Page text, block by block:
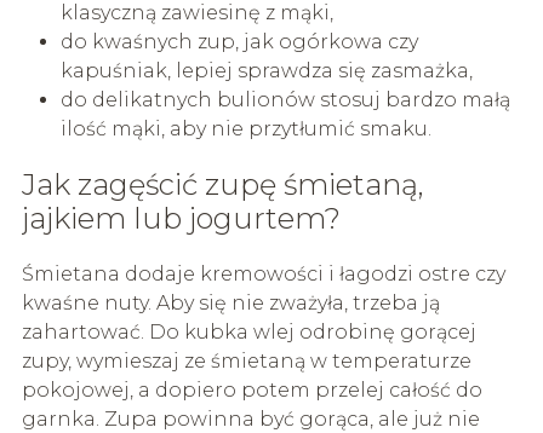
klasyczną zawiesinę z mąki,
do kwaśnych zup, jak ogórkowa czy
kapuśniak, lepiej sprawdza się zasmażka,
do delikatnych bulionów stosuj bardzo małą
ilość mąki, aby nie przytłumić smaku.
Jak zagęścić zupę śmietaną,
jajkiem lub jogurtem?
Śmietana dodaje kremowości i łagodzi ostre czy
kwaśne nuty. Aby się nie zważyła, trzeba ją
zahartować. Do kubka wlej odrobinę gorącej
zupy, wymieszaj ze śmietaną w temperaturze
pokojowej, a dopiero potem przelej całość do
garnka. Zupa powinna być gorąca, ale już nie